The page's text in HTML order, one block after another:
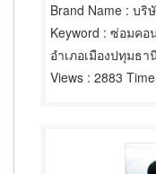
Brand Name : บริ
Keyword : ซ่อมคอ
อำเภอเมืองปทุมธา
Views : 2883